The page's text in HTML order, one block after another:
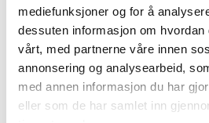
mediefunksjoner og for å
dessuten informasjon om
vårt, med partnerne våre innen
annonsering og analysearbeid,
med annen informasjon du har
eller som de har samlet inn
Er dette noe for deg oppfordrer
ditt forbund i Trøndelag som har
beskrivelse om stillingene.